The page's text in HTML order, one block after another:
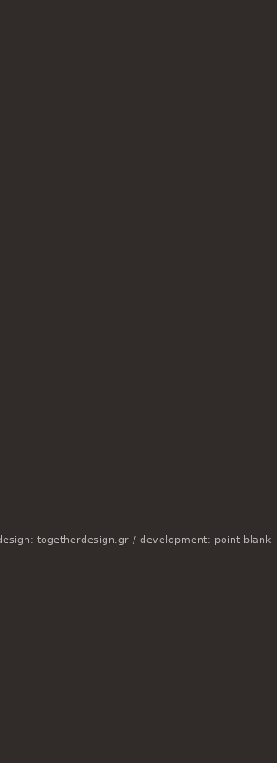
togetherdesign.gr / development: point blank